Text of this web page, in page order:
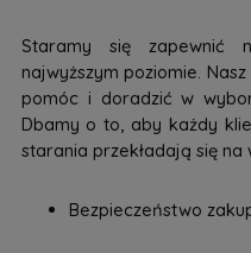
Staramy się zapewnić
najwyższym poziomie.
pomóc i doradzić w
Dbamy o to, aby każdy
starania przekładają się
Bezpieczeństwo